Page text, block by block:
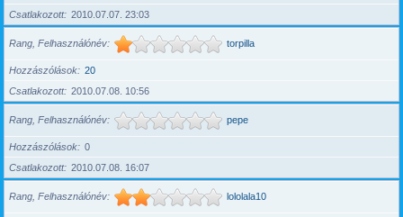
Csatlakozott
2010.07.07. 23:03
Rang, Felhasználónév torpilla
Hozzászólások
20
Csatlakozott
2010.07.08. 10:56
Rang, Felhasználónév pepe
Hozzászólások
0
Csatlakozott
2010.07.08. 16:07
Rang, Felhasználónév lololala10